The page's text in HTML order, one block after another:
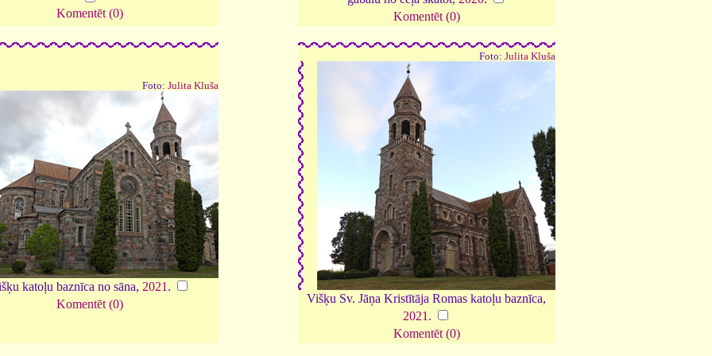
Komentēt (0)
Komentēt (0)
Foto: Julita Kluša
katoļu baznīca no sāna, 2021 .
Komentēt (0)
Foto: Julita Kluša
Višķu Sv. Jāņa Kristītāja Romas katoļu baznīca,
2021 .
Komentēt (0)